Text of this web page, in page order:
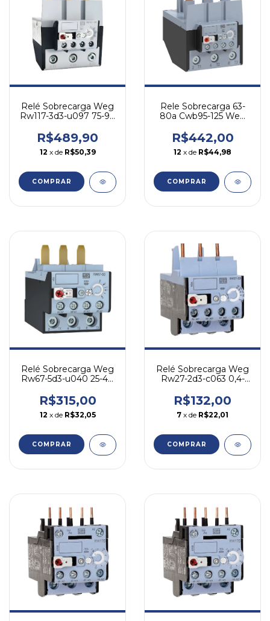
Relé Sobrecarga Weg
Rw117-3d3-u097 75-97
R$489,90
12 x de R$50,39
COMPRAR
Rele Sobrecarga 63-
80a Cwb95-125 Weg
R$442,00
12 x de R$44,98
COMPRAR
Relé Sobrecarga Weg
Rw67-5d3-u040 25-40
R$315,00
12 x de R$32,05
COMPRAR
Relé Sobrecarga Weg
Rw27-2d3-c063 0,4-
R$132,00
7 x de R$22,01
COMPRAR